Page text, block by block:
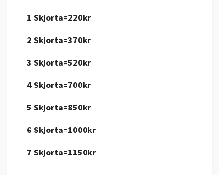
1 Skjorta=220kr
2 Skjorta=370kr
3 Skjorta=520kr
4 Skjorta=700kr
5 Skjorta=850kr
6 Skjorta=1000kr
7 Skjorta=1150kr